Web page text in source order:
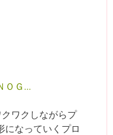
ＯＧ...
ワクしながらプ
になっていくプロ